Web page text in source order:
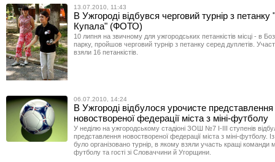
13.07.2010, 11:43
В Ужгороді відбувся черговий турнір з петанку
Купала" (ФОТО)
10 липня на звичному для ужгородських петанкістів місці - в
парку, пройшов черговий турнір з петанку серед дуплетів.
взяли 16 петанкістів.
06.07.2010, 14:24
В Ужгороді відбулося урочисте представлення
новоствореної федерації міста з міні-футболу
У неділю на ужгородському стадіоні ЗОШ №7 I-III ступенів
представлення новоствореної федерації міста з міні-футболу. Із
було організовано турнір, в якому взяли участь кращі команди
футболу та гості зі Словаччини й Угорщини.